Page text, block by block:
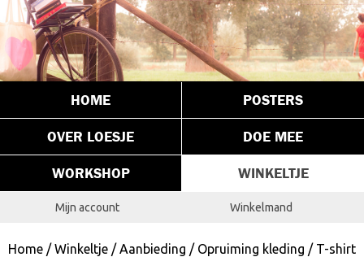
HOME POSTERS
OVER LOESJE DOE MEE
WORKSHOP WINKELTJE
Mijn account Winkelmand
Home /Winkeltje /Aanbieding / Opruiming kleding / T-shirt